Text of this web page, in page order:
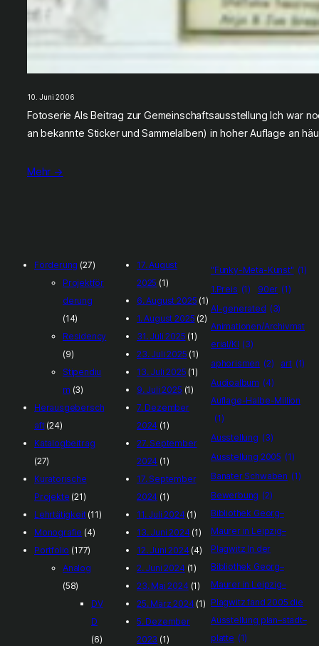
10. Juni 2006
Fotoserie Als Beitrag zur Gemeinschaftsausstellung Ich war
an bekannte Sticker und Sammelalben) in hoher Auflage an
Mehr →
Förderung (27)
Projektför
derung
(14)
Residency
(9)
Stipendiu
m (3)
Herausgebersch
aft(24)
Katalogbeitrag
(27)
Kuratorische
Projekte (21)
Lehrtätigkeit(11)
Monografie (4)
Portfolio (177)
Analog
(58)
DV
D
(6)
17. August
2025 (1)
6. August 2025 (1)
1. August 2025 (2)
31. Juli 2025 (1)
23. Juli 2025 (1)
13. Juli 2025 (1)
9. Juli 2025 (1)
7. Dezember
2024 (1)
27. September
2024 (1)
17. September
2024 (1)
11. Juli 2024(1)
13. Juni 2024(1)
12. Juni 2024(4)
2. Juni 2024(1)
23. Mai 2024(1)
25. März 2024(1)
5. Dezember
2023 (1)
"Funky-Meta-Kunst" (1)
1.Preis (1) 90er (1)
AI-generated (3)
Animationen/Archivmat
erial/KI (3)
aphorismen (2) art (1)
Audioalbum (4)
Auflage-Halbe-Million
(1)
Ausstellung (3)
Ausstellung 2005 (1)
Banater Schwaben (1)
Bewerbung (2)
Bibliothek Georg–
Maurer in Leipzig–
Plagwitz In der
Bibliothek Georg–
Maurer in Leipzig–
Plagwitz fand 2005 die
Ausstellung plan–stadt–
platte (1)